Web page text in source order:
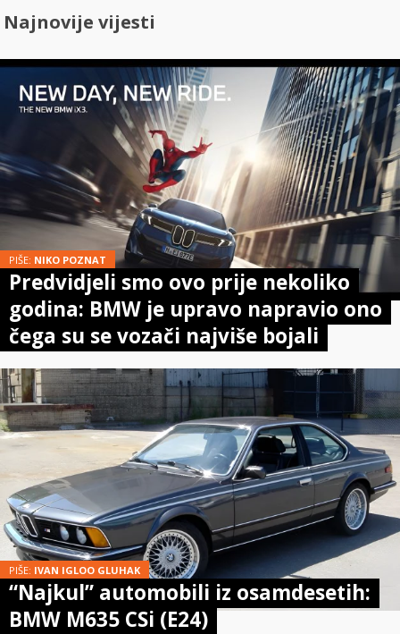
Najnovije vijesti
PIŠE: NIKO POZNAT
Predvidjeli smo ovo prije nekoliko
godina: BMW je upravo napravio ono
čega su se vozači najviše bojali
PIŠE: IVAN IGLOO GLUHAK
“Najkul” automobili iz osamdesetih:
BMW M635 CSi (E24)